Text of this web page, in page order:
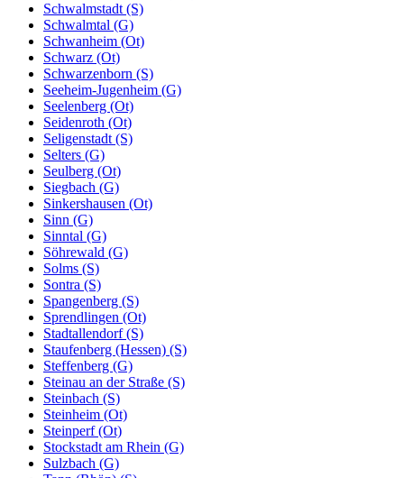
Schwalmstadt (S)
Schwalmtal (G)
Schwanheim (Ot)
Schwarz (Ot)
Schwarzenborn (S)
Seeheim-Jugenheim (G)
Seelenberg (Ot)
Seidenroth (Ot)
Seligenstadt (S)
Selters (G)
Seulberg (Ot)
Siegbach (G)
Sinkershausen (Ot)
Sinn (G)
Sinntal (G)
Söhrewald (G)
Solms (S)
Sontra (S)
Spangenberg (S)
Sprendlingen (Ot)
Stadtallendorf (S)
Staufenberg (Hessen) (S)
Steffenberg (G)
Steinau an der Straße (S)
Steinbach (S)
Steinheim (Ot)
Steinperf (Ot)
Stockstadt am Rhein (G)
Sulzbach (G)